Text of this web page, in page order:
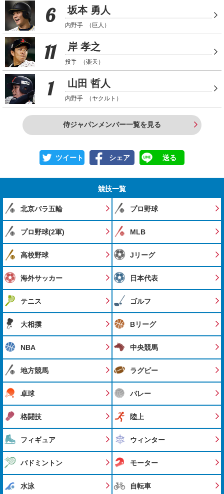
6 坂本 勇人
内野手 （巨人）
11 岸 孝之
投手 （楽天）
1 山田 哲人
内野手 （ヤクルト）
侍ジャパンメンバー一覧を見る
ツイート シェア 送る
競技一覧
北京パラ五輪 プロ野球
プロ野球(2軍) MLB
高校野球 Jリーグ
海外サッカー 日本代表
テニス ゴルフ
大相撲 Bリーグ
NBA 中央競馬
地方競馬 ラグビー
卓球 バレー
格闘技 陸上
フィギュア ウィンター
バドミントン モーター
水泳 自転車